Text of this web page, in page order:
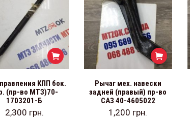
КПП бок.
(пр-во МТЗ)70-
1703201-Б
2,300 грн.
Рычаг мех. навески
задней (правый) пр-во
САЗ 40-4605022
1,200 грн.